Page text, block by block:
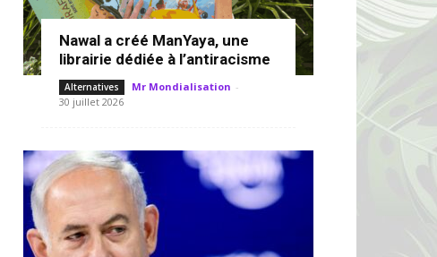
Nawal a créé ManYaya, une
librairie dédiée à l’antiracisme
Alternatives Mr Mondialisation -
30 juillet 2026